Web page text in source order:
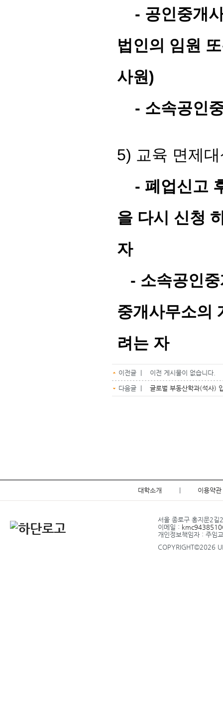
- 공인중개
법인의 임원
사원)
- 소속공인
5) 교육 면제
- 폐업신고
을 다시 신청
자
- 소속공인
중개사무소의
려는 자
이전글 | 이전 게시물이 없습니다.
다음글 | 글로벌 부동산학과(석사)
대학소개 이용약관
서울 종로구 홍지문
이메일 :
개인정보책임자 : 주
COPYRIGHT©2026